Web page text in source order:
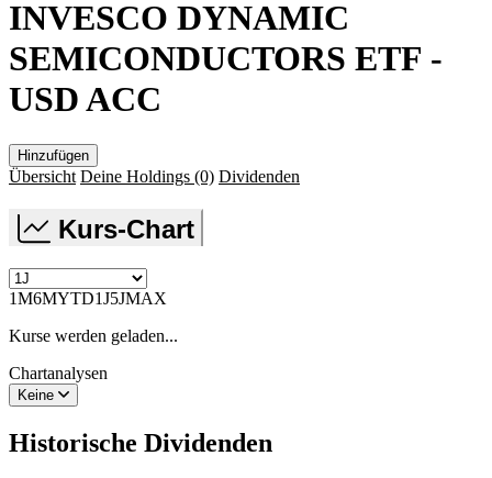
INVESCO DYNAMIC
SEMICONDUCTORS ETF -
USD ACC
Hinzufügen
Übersicht Deine Holdings (0) Dividenden
Kurs-Chart
1M6MYTD1J5JMAX
Kurse werden geladen...
Chartanalysen
Keine
Historische Dividenden